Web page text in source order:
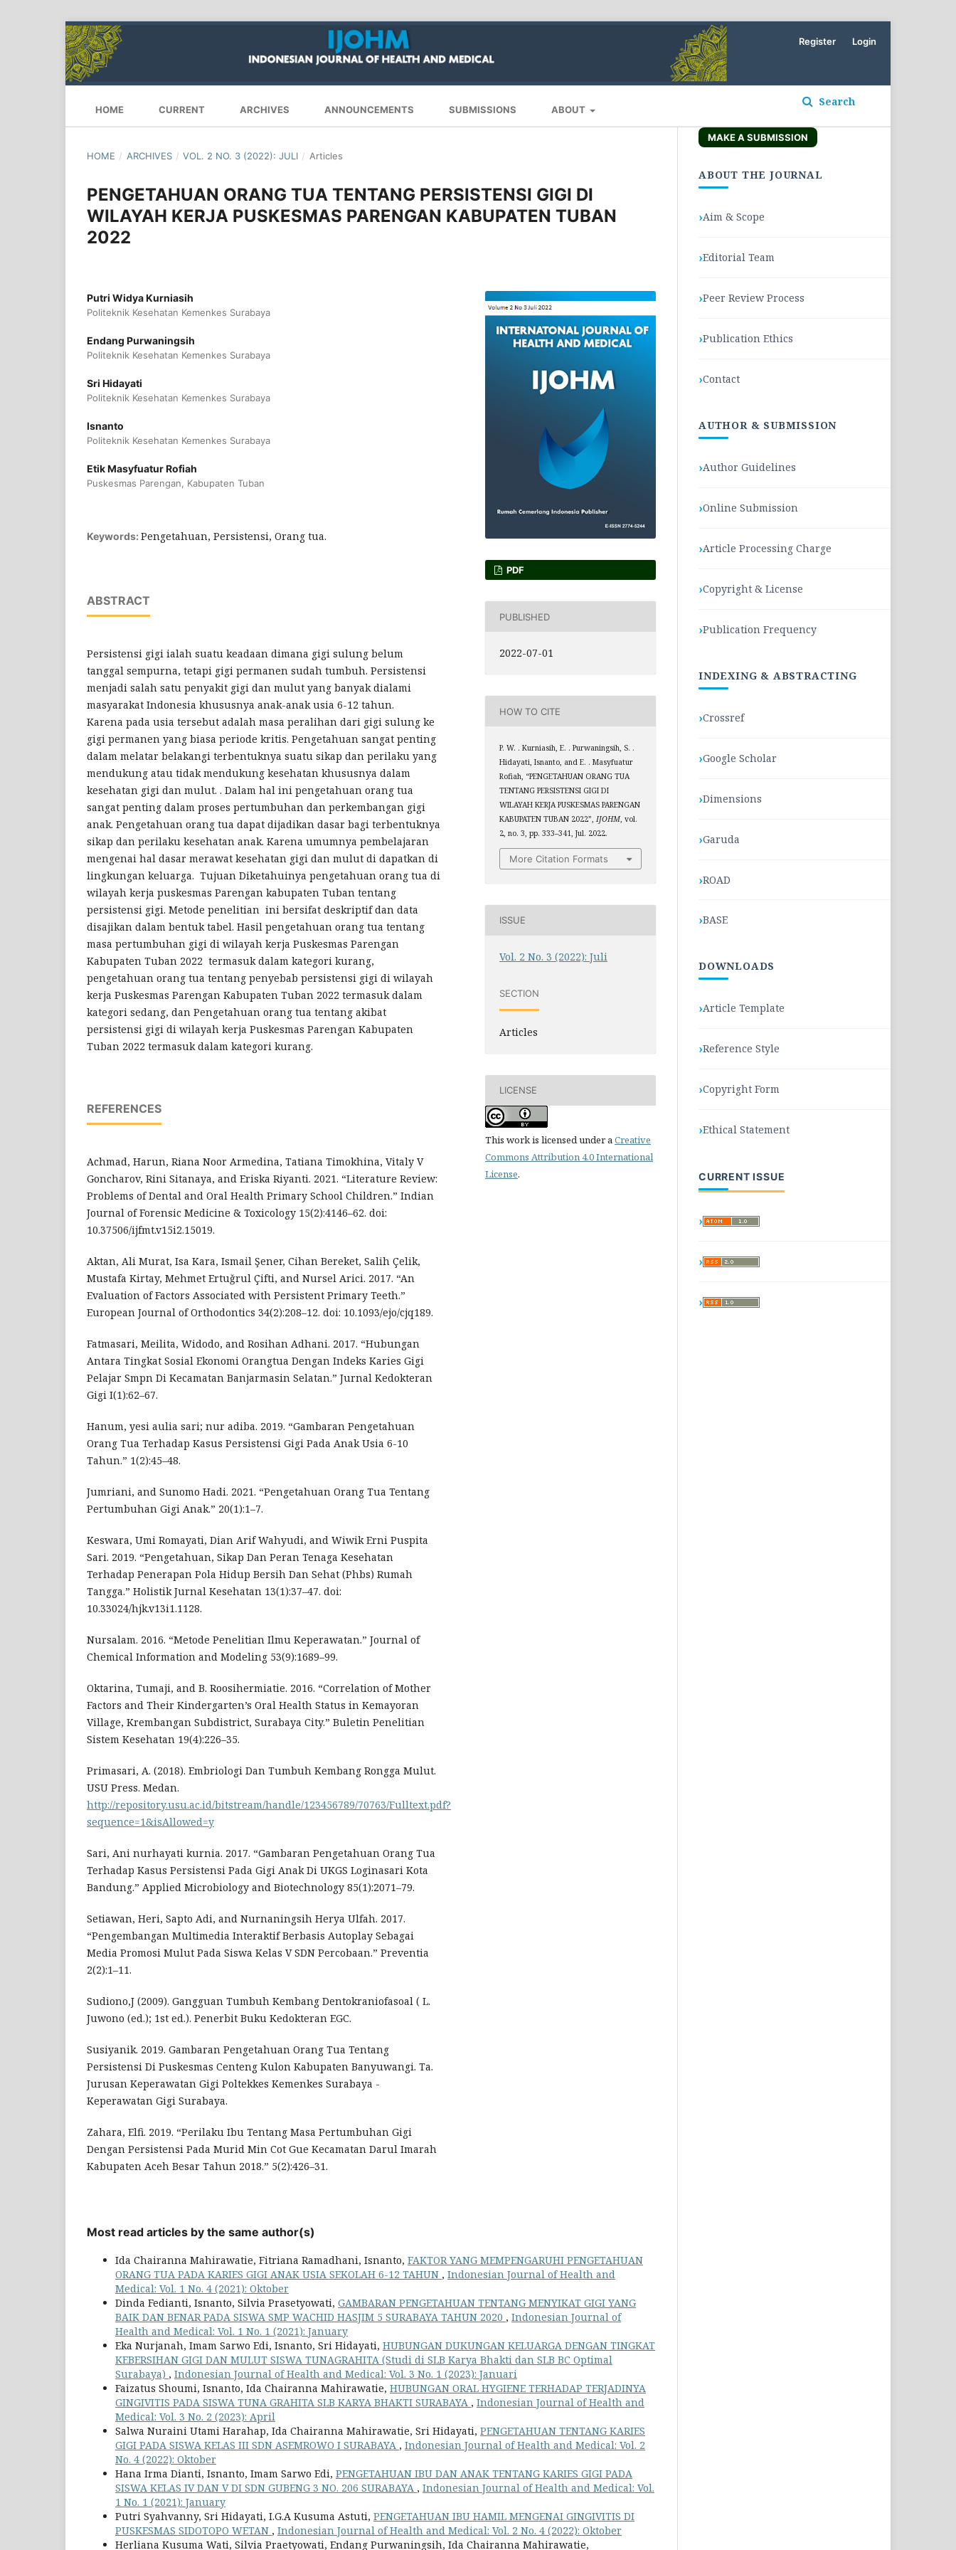
HOME CURRENT ARCHIVES ANNOUNCEMENTS SUBMISSIONS ABOUT
Search
Register Login
HOME / ARCHIVES / VOL. 2 NO. 3 (2022): JULI / Articles
PENGETAHUAN ORANG TUA TENTANG PERSISTENSI GIGI DI
WILAYAH KERJA PUSKESMAS PARENGAN KABUPATEN TUBAN
2022
Putri Widya Kurniasih
Politeknik Kesehatan Kemenkes Surabaya
Endang Purwaningsih
Politeknik Kesehatan Kemenkes Surabaya
Sri Hidayati
Politeknik Kesehatan Kemenkes Surabaya
Isnanto
Politeknik Kesehatan Kemenkes Surabaya
Etik Masyfuatur Rofiah
Puskesmas Parengan, Kabupaten Tuban
Keywords: Pengetahuan, Persistensi, Orang tua.
ABSTRACT
Persistensi gigi ialah suatu keadaan dimana gigi sulung belum
tanggal sempurna, tetapi gigi permanen sudah tumbuh. Persistensi
menjadi salah satu penyakit gigi dan mulut yang banyak dialami
masyarakat Indonesia khususnya anak-anak usia 6-12 tahun.
Karena pada usia tersebut adalah masa peralihan dari gigi sulung ke
gigi permanen yang biasa periode kritis. Pengetahuan sangat penting
dalam melatar belakangi terbentuknya suatu sikap dan perilaku yang
mendukung atau tidak mendukung kesehatan khususnya dalam
kesehatan gigi dan mulut. . Dalam hal ini pengetahuan orang tua
sangat penting dalam proses pertumbuhan dan perkembangan gigi
anak. Pengetahuan orang tua dapat dijadikan dasar bagi terbentuknya
sikap dan perilaku kesehatan anak. Karena umumnya pembelajaran
mengenai hal dasar merawat kesehatan gigi dan mulut di dapatkan di
lingkungan keluarga. Tujuan Diketahuinya pengetahuan orang tua di
wilayah kerja puskesmas Parengan kabupaten Tuban tentang
persistensi gigi. Metode penelitian ini bersifat deskriptif dan data
disajikan dalam bentuk tabel. Hasil pengetahuan orang tua tentang
masa pertumbuhan gigi di wilayah kerja Puskesmas Parengan
Kabupaten Tuban 2022 termasuk dalam kategori kurang,
pengetahuan orang tua tentang penyebab persistensi gigi di wilayah
kerja Puskesmas Parengan Kabupaten Tuban 2022 termasuk dalam
kategori sedang, dan Pengetahuan orang tua tentang akibat
persistensi gigi di wilayah kerja Puskesmas Parengan Kabupaten
Tuban 2022 termasuk dalam kategori kurang.
REFERENCES
Achmad, Harun, Riana Noor Armedina, Tatiana Timokhina, Vitaly V
Goncharov, Rini Sitanaya, and Eriska Riyanti. 2021. “Literature Review:
Problems of Dental and Oral Health Primary School Children.” Indian
Journal of Forensic Medicine & Toxicology 15(2):4146–62. doi:
10.37506/ijfmt.v15i2.15019.
Aktan, Ali Murat, Isa Kara, Ismail Şener, Cihan Bereket, Salih Çelik,
Mustafa Kirtay, Mehmet Ertuǧrul Çifti, and Nursel Arici. 2017. “An
Evaluation of Factors Associated with Persistent Primary Teeth.”
European Journal of Orthodontics 34(2):208–12. doi: 10.1093/ejo/cjq189.
Fatmasari, Meilita, Widodo, and Rosihan Adhani. 2017. “Hubungan
Antara Tingkat Sosial Ekonomi Orangtua Dengan Indeks Karies Gigi
Pelajar Smpn Di Kecamatan Banjarmasin Selatan.” Jurnal Kedokteran
Gigi I(1):62–67.
Hanum, yesi aulia sari; nur adiba. 2019. “Gambaran Pengetahuan
Orang Tua Terhadap Kasus Persistensi Gigi Pada Anak Usia 6-10
Tahun.” 1(2):45–48.
Jumriani, and Sunomo Hadi. 2021. “Pengetahuan Orang Tua Tentang
Pertumbuhan Gigi Anak.” 20(1):1–7.
Keswara, Umi Romayati, Dian Arif Wahyudi, and Wiwik Erni Puspita
Sari. 2019. “Pengetahuan, Sikap Dan Peran Tenaga Kesehatan
Terhadap Penerapan Pola Hidup Bersih Dan Sehat (Phbs) Rumah
Tangga.” Holistik Jurnal Kesehatan 13(1):37–47. doi:
10.33024/hjk.v13i1.1128.
Nursalam. 2016. “Metode Penelitian Ilmu Keperawatan.” Journal of
Chemical Information and Modeling 53(9):1689–99.
Oktarina, Tumaji, and B. Roosihermiatie. 2016. “Correlation of Mother
Factors and Their Kindergarten’s Oral Health Status in Kemayoran
Village, Krembangan Subdistrict, Surabaya City.” Buletin Penelitian
Sistem Kesehatan 19(4):226–35.
Primasari, A. (2018). Embriologi Dan Tumbuh Kembang Rongga Mulut.
USU Press. Medan.
http://repository.usu.ac.id/bitstream/handle/123456789/70763/Fulltext.pdf?
sequence=1&isAllowed=y
Sari, Ani nurhayati kurnia. 2017. “Gambaran Pengetahuan Orang Tua
Terhadap Kasus Persistensi Pada Gigi Anak Di UKGS Loginasari Kota
Bandung.” Applied Microbiology and Biotechnology 85(1):2071–79.
Setiawan, Heri, Sapto Adi, and Nurnaningsih Herya Ulfah. 2017.
“Pengembangan Multimedia Interaktif Berbasis Autoplay Sebagai
Media Promosi Mulut Pada Siswa Kelas V SDN Percobaan.” Preventia
2(2):1–11.
Sudiono,J (2009). Gangguan Tumbuh Kembang Dentokraniofasoal ( L.
Juwono (ed.); 1st ed.). Penerbit Buku Kedokteran EGC.
Susiyanik. 2019. Gambaran Pengetahuan Orang Tua Tentang
Persistensi Di Puskesmas Centeng Kulon Kabupaten Banyuwangi. Ta.
Jurusan Keperawatan Gigi Poltekkes Kemenkes Surabaya -
Keperawatan Gigi Surabaya.
Zahara, Elfi. 2019. “Perilaku Ibu Tentang Masa Pertumbuhan Gigi
Dengan Persistensi Pada Murid Min Cot Gue Kecamatan Darul Imarah
Kabupaten Aceh Besar Tahun 2018.” 5(2):426–31.
PDF
PUBLISHED
2022-07-01
HOW TO CITE
P. W. . Kurniasih, E. . Purwaningsih, S. .
Hidayati, Isnanto, and E. . Masyfuatur
Rofiah, “PENGETAHUAN ORANG TUA
TENTANG PERSISTENSI GIGI DI
WILAYAH KERJA PUSKESMAS PARENGAN
KABUPATEN TUBAN 2022”,IJOHM, vol.
2, no. 3, pp. 333–341, Jul. 2022.
More Citation Formats
ISSUE
Vol. 2 No. 3 (2022): Juli
SECTION
Articles
LICENSE
This work is licensed under aCreative
Commons Attribution 4.0 International
License.
Most read articles by the same author(s)
Ida Chairanna Mahirawatie, Fitriana Ramadhani, Isnanto, FAKTOR YANG MEMPENGARUHI PENGETAHUAN
ORANG TUA PADA KARIES GIGI ANAK USIA SEKOLAH 6-12 TAHUN , Indonesian Journal of Health and
Medical: Vol. 1 No. 4 (2021): Oktober
Dinda Fedianti, Isnanto, Silvia Prasetyowati, GAMBARAN PENGETAHUAN TENTANG MENYIKAT GIGI YANG
BAIK DAN BENAR PADA SISWA SMP WACHID HASJIM 5 SURABAYA TAHUN 2020 , Indonesian Journal of
Health and Medical: Vol. 1 No. 1 (2021): January
Eka Nurjanah, Imam Sarwo Edi, Isnanto, Sri Hidayati, HUBUNGAN DUKUNGAN KELUARGA DENGAN TINGKAT
KEBERSIHAN GIGI DAN MULUT SISWA TUNAGRAHITA (Studi di SLB Karya Bhakti dan SLB BC Optimal
Surabaya) , Indonesian Journal of Health and Medical: Vol. 3 No. 1 (2023): Januari
Faizatus Shoumi, Isnanto, Ida Chairanna Mahirawatie, HUBUNGAN ORAL HYGIENE TERHADAP TERJADINYA
GINGIVITIS PADA SISWA TUNA GRAHITA SLB KARYA BHAKTI SURABAYA , Indonesian Journal of Health and
Medical: Vol. 3 No. 2 (2023): April
Salwa Nuraini Utami Harahap, Ida Chairanna Mahirawatie, Sri Hidayati, PENGETAHUAN TENTANG KARIES
GIGI PADA SISWA KELAS III SDN ASEMROWO I SURABAYA , Indonesian Journal of Health and Medical: Vol. 2
No. 4 (2022): Oktober
Hana Irma Dianti, Isnanto, Imam Sarwo Edi, PENGETAHUAN IBU DAN ANAK TENTANG KARIES GIGI PADA
SISWA KELAS IV DAN V DI SDN GUBENG 3 NO. 206 SURABAYA , Indonesian Journal of Health and Medical: Vol.
1 No. 1 (2021): January
Putri Syahvanny, Sri Hidayati, I.G.A Kusuma Astuti, PENGETAHUAN IBU HAMIL MENGENAI GINGIVITIS DI
PUSKESMAS SIDOTOPO WETAN , Indonesian Journal of Health and Medical: Vol. 2 No. 4 (2022): Oktober
Herliana Kusuma Wati, Silvia Praetyowati, Endang Purwaningsih, Ida Chairanna Mahirawatie,
MAKE A SUBMISSION
ABOUT THE JOURNAL
Aim & Scope
Editorial Team
Peer Review Process
Publication Ethics
Contact
AUTHOR & SUBMISSION
Author Guidelines
Online Submission
Article Processing Charge
Copyright & License
Publication Frequency
INDEXING & ABSTRACTING
Crossref
Google Scholar
Dimensions
Garuda
ROAD
BASE
DOWNLOADS
Article Template
Reference Style
Copyright Form
Ethical Statement
CURRENT ISSUE